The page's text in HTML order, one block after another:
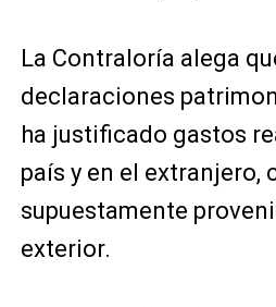
La Contraloría alega
declaraciones
ha justificado gastos
país y en el extranjero,
supuestamente
exterior.